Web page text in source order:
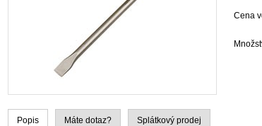
Cena
Popis Máte dotaz? Splátkový prodej